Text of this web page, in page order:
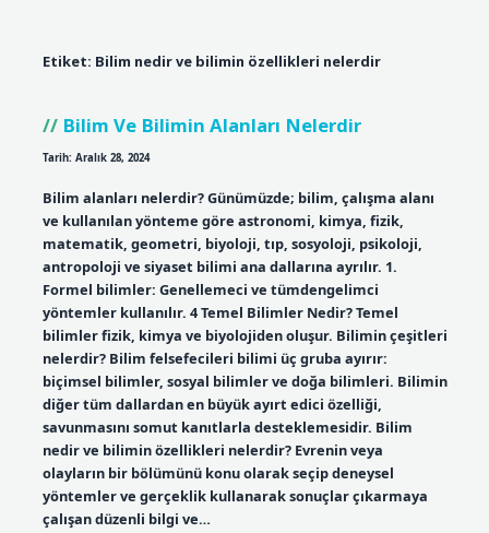
Etiket: Bilim nedir ve bilimin özellikleri nelerdir
Bilim Ve Bilimin Alanları Nelerdir
Tarih: Aralık 28, 2024
Bilim alanları nelerdir? Günümüzde; bilim, çalışma alanı
ve kullanılan yönteme göre astronomi, kimya, fizik,
matematik, geometri, biyoloji, tıp, sosyoloji, psikoloji,
antropoloji ve siyaset bilimi ana dallarına ayrılır. 1.
Formel bilimler: Genellemeci ve tümdengelimci
yöntemler kullanılır. 4 Temel Bilimler Nedir? Temel
bilimler fizik, kimya ve biyolojiden oluşur. Bilimin çeşitleri
nelerdir? Bilim felsefecileri bilimi üç gruba ayırır:
biçimsel bilimler, sosyal bilimler ve doğa bilimleri. Bilimin
diğer tüm dallardan en büyük ayırt edici özelliği,
savunmasını somut kanıtlarla desteklemesidir. Bilim
nedir ve bilimin özellikleri nelerdir? Evrenin veya
olayların bir bölümünü konu olarak seçip deneysel
yöntemler ve gerçeklik kullanarak sonuçlar çıkarmaya
çalışan düzenli bilgi ve…